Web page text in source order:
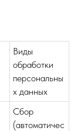
Виды
обработки
персональны
х данных
Сбор
(автоматичес